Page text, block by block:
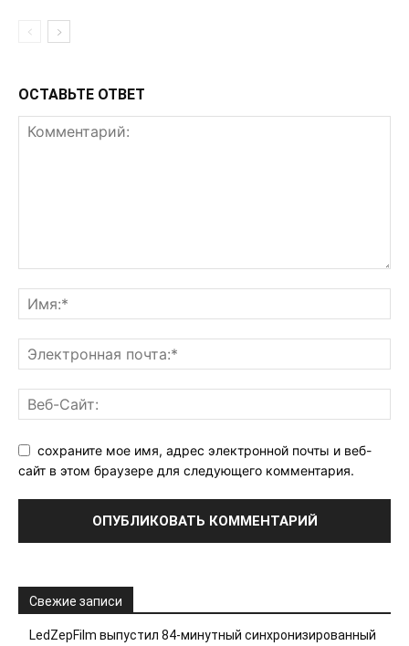
ОСТАВЬТЕ ОТВЕТ
сохраните мое имя, адрес электронной почты и веб-
сайт в этом браузере для следующего комментария.
Свежие записи
LedZepFilm выпустил 84-минутный синхронизированный